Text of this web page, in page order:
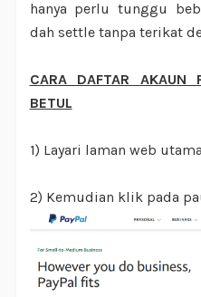
hanya perlu tunggu
dah settle tanpa terikat
CARA DAFTAR AKAUN
BETUL
1) Layari laman web
2) Kemudian klik pada